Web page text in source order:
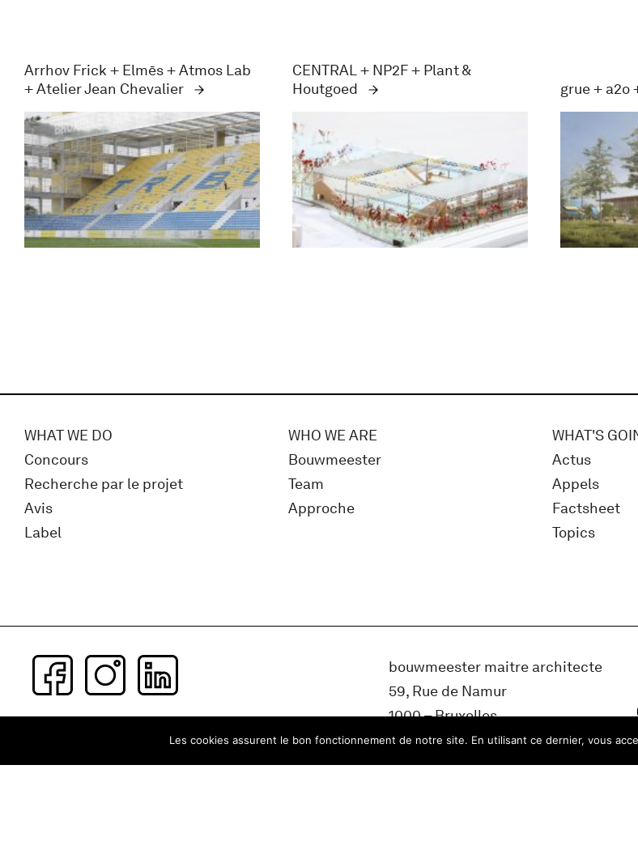
Arrhov Frick + Elmēs + Atmos Lab
+ Atelier Jean Chevalier
CENTRAL + NP2F + Plant &
Houtgoed
grue + a2o
WHAT WE DO
Concours
Recherche par le projet
Avis
Label
WHO WE ARE
Bouwmeester
Team
Approche
WHAT'S
Actus
Appels
Factsheet
Topics
Subscribe to our newsletter
bouwmeester maitre architecte
59, Rue de Namur
1000 – Bruxelles
Belgique
Les cookies assurent le bon fonctionnement de notre site. En utilisant ce dernier, vous